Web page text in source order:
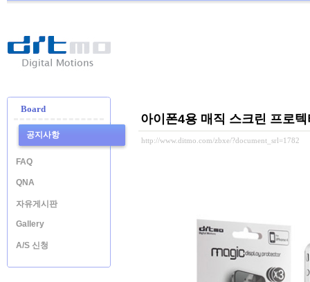
-
Digital
Board
공지사항
FAQ
QNA
자유게시판
Gallery
A/S 신청
아이폰4용 매직 스크린 프로
http://www.ditmo.com/zbxe/?document_srl=1782